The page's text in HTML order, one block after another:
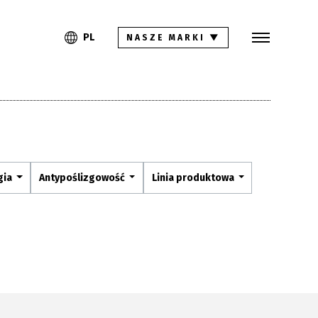
PL
PL NASZE MARKI ▼
Antypoślizgowość Linia produktowa
Inspiracje
Pliki do pobrania
Strefa architekta